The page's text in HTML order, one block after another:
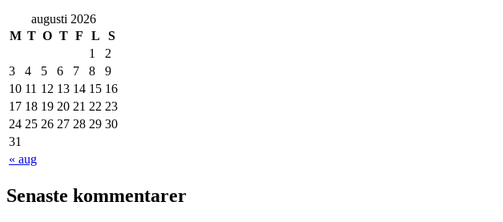
augusti 2026
M T O T F L S
« aug
1
2
3
4 5 6 7 8
9
10 11 12 13 14 15 16
17 18 19 20 21 22 23
24 25 26 27 28 29 30
31
Senaste kommentarer